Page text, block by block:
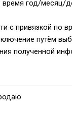
время год/месяц/
с привязкой по
путём
полученной
RS232, диск с
порту и